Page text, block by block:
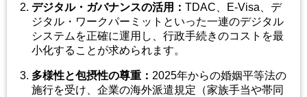
デジタル・ガバナンスの活用 ： TDAC、E-Visa、デ
ジタル・ワークパーミットといった一連のデジタル
システムを正確に運用し、行政手続きのコストを最
小化することが求められます。
多様性と包摂性の尊重 ： 2025年からの婚姻平等法の
施行を受け、企業の海外派遣規定（家族手当や帯同